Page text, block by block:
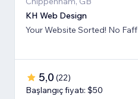
KH Web Design
Your Website Sorted! No Faff
5,0 (22)
Başlangıç fiyatı: $50